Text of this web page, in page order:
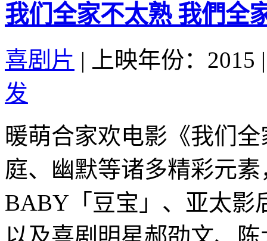
我们全家不太熟 我們全
喜剧片 | 上映年份：2015 |
发
暖萌合家欢电影《我们
庭、幽默等诸多精彩元
BABY「豆宝」、亚太影
以及喜剧明星郝劭文、